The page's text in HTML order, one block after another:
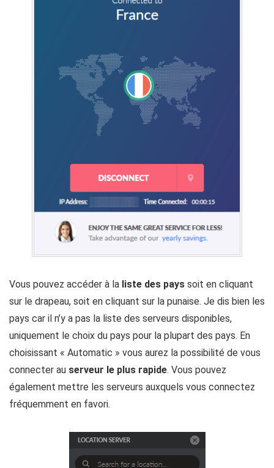
Vous pouvez accéder à la liste des pays soit en cliquant
sur le drapeau, soit en cliquant sur la punaise. Je dis bien les
pays car il n’y a pas la liste des serveurs disponibles,
uniquement le choix du pays pour la plupart des pays. En
choisissant « Automatic » vous aurez la possibilité de vous
connecter au serveur le plus rapide. Vous pouvez
également mettre les serveurs auxquels vous connectez
fréquemment en favori.